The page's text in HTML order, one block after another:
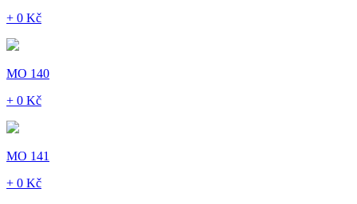
+ 0 Kč
MO 140
+ 0 Kč
MO 141
+ 0 Kč